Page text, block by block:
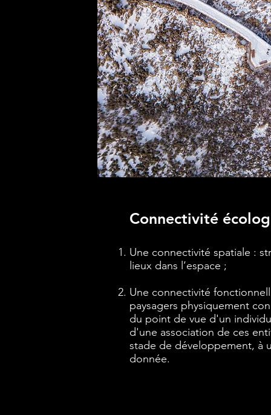
Connectivité
Une connectivité spatiale :
lieux dans l’espace ;
Une connectivité
paysagers physiquement
du point de vue d'un
d'une association de ces
stade de développement, à
donnée.